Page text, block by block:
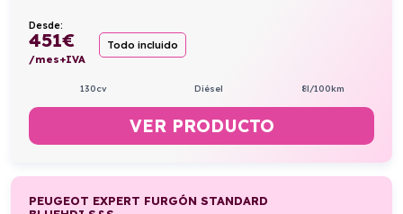
Desde:
451€
/mes+IVA
Todo incluido
130cv Diésel 8l/100km
VER PRODUCTO
PEUGEOT EXPERT FURGÓN STANDARD